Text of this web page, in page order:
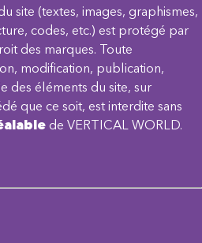
site (textes, images, graphismes,
codes, etc.) est protégé par
des marques. Toute
modification, publication,
des éléments du site, sur
que ce soit, est interdite sans
de VERTICAL WORLD.